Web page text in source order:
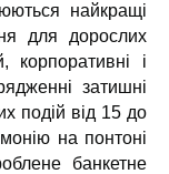
найкращі
для дорослих
корпоративні і
затишні
подій від 15 до
на понтоні
банкетне